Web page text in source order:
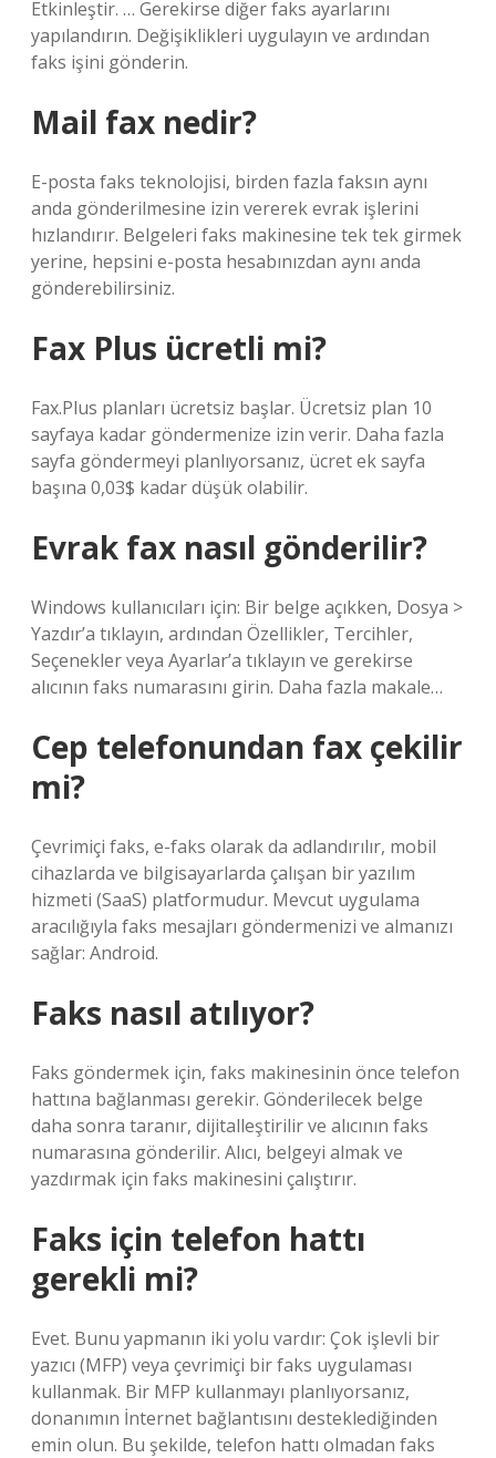
Etkinleştir. … Gerekirse diğer faks ayarlarını
yapılandırın. Değişiklikleri uygulayın ve ardından
faks işini gönderin.
Mail fax nedir?
E-posta faks teknolojisi, birden fazla faksın aynı
anda gönderilmesine izin vererek evrak işlerini
hızlandırır. Belgeleri faks makinesine tek tek girmek
yerine, hepsini e-posta hesabınızdan aynı anda
gönderebilirsiniz.
Fax Plus ücretli mi?
Fax.Plus planları ücretsiz başlar. Ücretsiz plan 10
sayfaya kadar göndermenize izin verir. Daha fazla
sayfa göndermeyi planlıyorsanız, ücret ek sayfa
başına 0,03$ kadar düşük olabilir.
Evrak fax nasıl gönderilir?
Windows kullanıcıları için: Bir belge açıkken, Dosya >
Yazdır’a tıklayın, ardından Özellikler, Tercihler,
Seçenekler veya Ayarlar’a tıklayın ve gerekirse
alıcının faks numarasını girin. Daha fazla makale…
Cep telefonundan fax çekilir
mi?
Çevrimiçi faks, e-faks olarak da adlandırılır, mobil
cihazlarda ve bilgisayarlarda çalışan bir yazılım
hizmeti (SaaS) platformudur. Mevcut uygulama
aracılığıyla faks mesajları göndermenizi ve almanızı
sağlar: Android.
Faks nasıl atılıyor?
Faks göndermek için, faks makinesinin önce telefon
hattına bağlanması gerekir. Gönderilecek belge
daha sonra taranır, dijitalleştirilir ve alıcının faks
numarasına gönderilir. Alıcı, belgeyi almak ve
yazdırmak için faks makinesini çalıştırır.
Faks için telefon hattı
gerekli mi?
Evet. Bunu yapmanın iki yolu vardır: Çok işlevli bir
yazıcı (MFP) veya çevrimiçi bir faks uygulaması
kullanmak. Bir MFP kullanmayı planlıyorsanız,
donanımın İnternet bağlantısını desteklediğinden
emin olun. Bu şekilde, telefon hattı olmadan faks